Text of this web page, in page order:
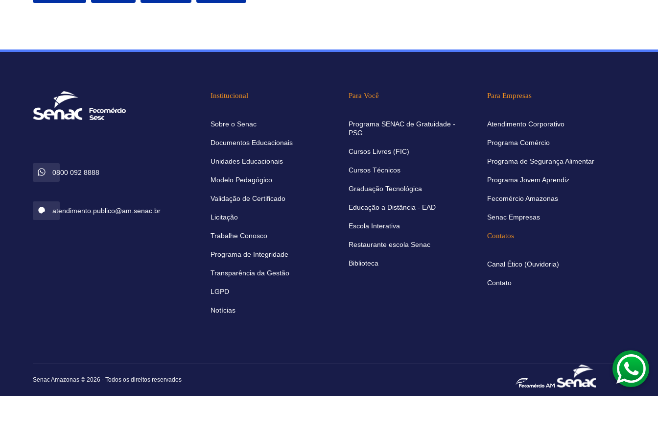
0800 092 8888
atendimento.publico@am.senac.br
Institucional
Sobre o Senac
Documentos Educacionais
Unidades Educacionais
Modelo Pedagógico
Validação de Certificado
Licitação
Trabalhe Conosco
Programa de Integridade
Transparência da Gestão
LGPD
Notícias
Para Você
Programa SENAC de Gratuidade -
PSG
Cursos Livres (FIC)
Cursos Técnicos
Graduação Tecnológica
Educação a Distância - EAD
Escola Interativa
Restaurante escola Senac
Biblioteca
Para Empresas
Atendimento Corporativo
Programa Comércio
Programa de Segurança Alimentar
Programa Jovem Aprendiz
Fecomércio Amazonas
Senac Empresas
Contatos
Canal Ético (Ouvidoria)
Contato
Senac Amazonas © 2026 - Todos os direitos reservados